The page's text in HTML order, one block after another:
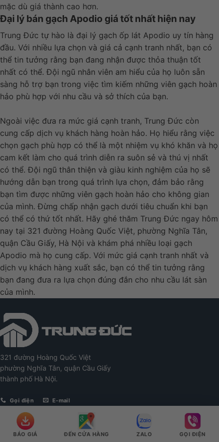
mặc dù giá thành cao hơn.
Đại lý bán gạch Apodio giá tốt nhất hiện nay
Trung Đức tự hào là đại lý gạch ốp lát Apodio uy tín hàng
đầu. Với nhiều lựa chọn và giá cả cạnh tranh nhất, bạn có
thể tin tưởng rằng bạn đang nhận được thỏa thuận tốt
nhất có thể. Đội ngũ nhân viên am hiểu của họ luôn sẵn
sàng hỗ trợ bạn trong việc tìm kiếm những viên gạch hoàn
hảo phù hợp với nhu cầu và sở thích của bạn.
Ngoài việc đưa ra mức giá cạnh tranh, Trung Đức còn
cung cấp dịch vụ khách hàng hoàn hảo. Họ hiểu rằng việc
chọn gạch phù hợp có thể là một nhiệm vụ khó khăn và họ
cam kết làm cho quá trình diễn ra suôn sẻ và thú vị nhất
có thể. Đội ngũ thân thiện và giàu kinh nghiệm của họ sẽ
hướng dẫn bạn trong quá trình lựa chọn, đảm bảo rằng
bạn tìm được những viên gạch hoàn hảo cho không gian
của mình. Đừng chấp nhận gạch dưới tiêu chuẩn khi bạn
có thể có thứ tốt nhất. Hãy ghé thăm Trung Đức ngay hôm
nay tại 321 đường Hoàng Quốc Việt, phường Nghĩa Tân,
quận Cầu Giấy, Hà Nội và khám phá nhiều loại gạch
Apodio mà họ cung cấp. Với mức giá cạnh tranh nhất và
dịch vụ khách hàng xuất sắc, bạn có thể tin tưởng rằng
bạn đang đưa ra lựa chọn đúng đắn cho nhu cầu lát sàn
của mình.
321 đường Hoàng Quốc Việt
phường Nghĩa Tân, quận Cầu Giấy
thành phố Hà Nội.
Gọi điện E-mail
Sản phẩm
BÁO GIÁ ĐẾN CỬA HÀNG ZALO GỌI ĐIỆN